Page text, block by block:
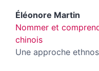
Éléonore Martin
Nommer et
chinois
Une approche